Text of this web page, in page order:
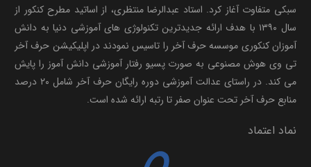
سبکی متفاوت آغاز کرد. استاد عبدالرضا منتظری، از اساتید مطرح کنکور از
سال ۱۳۹۰ با هدف ارائه جدیدترین تکنولوژی های آموزشی دنیا به دانش
آموزان کنکوری موسسه حرف آخر را تاسیس نمودند در اپلیکیشن حرف آخر
تی وی هوش مصنوعی به صورت پسیو رفتار آموزشی دانش آموز را پایش
می کند. در راستای عدالت آموزشی دوره رایگان حرف آخر شامل ۲۰ درصد
منابع حرف آخر تحت عنوان صفر تا رتبه ارائه شده است.
نماد اعتماد